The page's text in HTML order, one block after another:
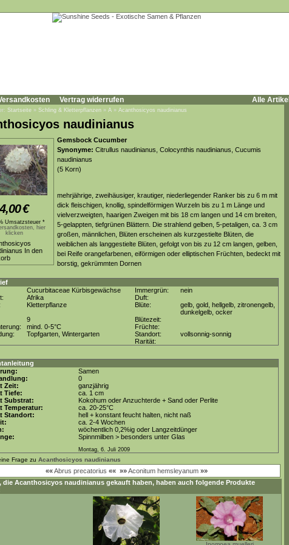
Vertrag widerrufen Alle Artikel
Startseite » Schling & Kletterpflanzen » A » Acanthosicyos naudinianus
naudinianus
4,00€
Umsatzsteuer *
hier
klicken
Gemsbock Cucumber
Synonyme: Citrullus naudinianus, Colocynthis naudinianus, Cucumis
naudinianus
(5 Korn)
mehrjährige, zweihäusiger, krautiger, niederliegender Ranker bis zu 6 m mit
dick fleischigen, knollig, spindelförmigen Wurzeln bis zu 1 m Länge und
vielverzweigten, haarigen Zweigen mit bis 18 cm langen und 14 cm breiten,
5-gelappten, tiefgrünen Blättern. Die strahlend gelben, 5-petaligen, ca. 3 cm
großen, männlichen, Blüten erscheinen als kurzgestielte Blüten, die
weiblichen als langgestielte Blüten, gefolgt von bis zu 12 cm langen, gelben,
bei Reife orangefarbenen, eiförmigen oder elliptischen Früchten, bedeckt mit
borstig, gekrümmten Dornen
Cucurbitaceae Kürbisgewächse Immergrün:
nein
Afrika
Duft:
Kletterpflanze Blüte:
gelb, gold, hellgelb, zitronengelb,
dunkelgelb, ocker
9
Blütezeit:
mind. 0-5°C
Früchte:
Topfgarten, Wintergarten Standort:
vollsonnig-sonnig
Rarität:
Samen
0
Zeit:
ganzjährig
Tiefe:
ca. 1 cm
Substrat:
Kokohum oder Anzuchterde + Sand oder Perlite
Temperatur:
ca. 20-25°C
Standort:
hell + konstant feucht halten, nicht naß
ca. 2-4 Wochen
wöchentlich 0,2%ig oder Langzeitdünger
Spinnmilben > besonders unter Glas
Montag, 6. Juli 2009
Frage zu Acanthosicyos naudinianus
««Abrus precatorius «« »»Aconitum hemsleyanum»»
die Acanthosicyos naudinianus gekauft haben, haben auch folgende Produkte